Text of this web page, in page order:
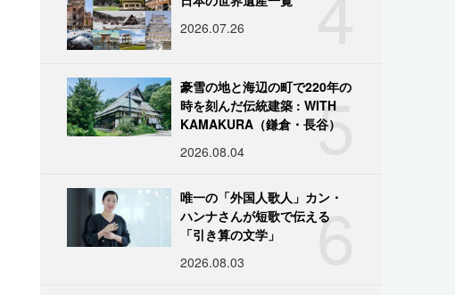
2026.07.26
5
豪雪の地と海辺の町で220年の
時を刻んだ伝統建築 : WITH
KAMAKURA（鎌倉・長谷）
2026.08.04
6
唯一の「外国人歌人」カン・
ハンナさんが短歌で伝える
「引き算の文学」
2026.08.03